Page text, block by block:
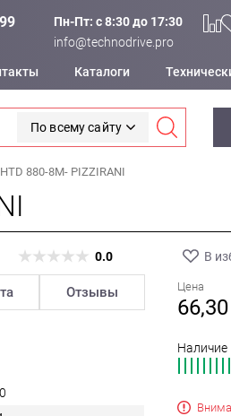
Пн-Пт: c 8:30 до 17:30
info@technodrive.pro
Каталоги
По всему сайту
880-8M- PIZZIRANI
0.0 В
Цена
66,30
Наличие
Отзывы